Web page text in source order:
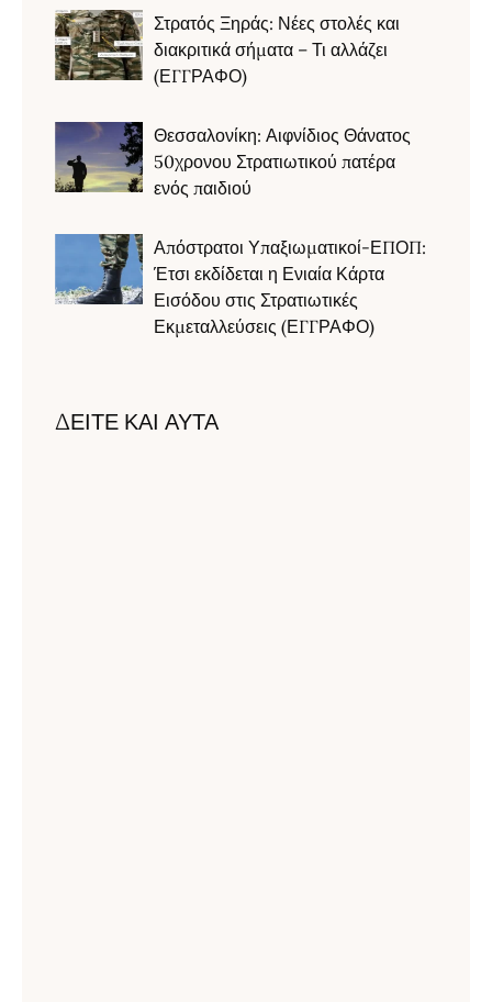
Στρατός Ξηράς: Νέες στολές και
διακριτικά σήματα – Τι αλλάζει
(ΕΓΓΡΑΦΟ)
Θεσσαλονίκη: Αιφνίδιος Θάνατος
50χρονου Στρατιωτικού πατέρα
ενός παιδιού
Απόστρατοι Υπαξιωματικοί-ΕΠΟΠ:
Έτσι εκδίδεται η Ενιαία Κάρτα
Εισόδου στις Στρατιωτικές
Εκμεταλλεύσεις (ΕΓΓΡΑΦΟ)
ΔΕΙΤΕ ΚΑΙ ΑΥΤΑ